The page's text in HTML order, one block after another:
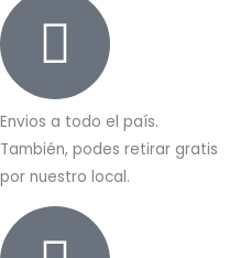
Envios a todo el país.
También, podes retirar gratis
por nuestro local.